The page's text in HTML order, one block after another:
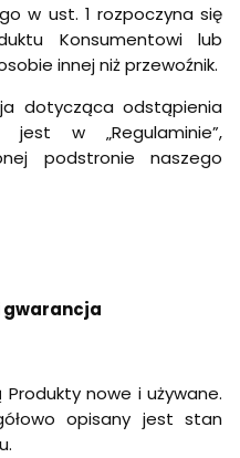
w ust. 1 rozpoczyna się
Konsumentowi lub
innej niż przewoźnik.
dotycząca odstąpienia
w „Regulaminie”,
podstronie naszego
gwarancja
nowe i używane.
opisany jest stan